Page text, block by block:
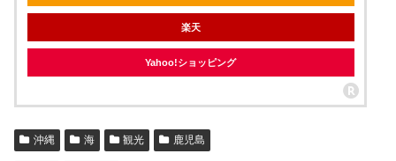
楽天
Yahoo!ショッピング
沖縄 海 観光 鹿児島